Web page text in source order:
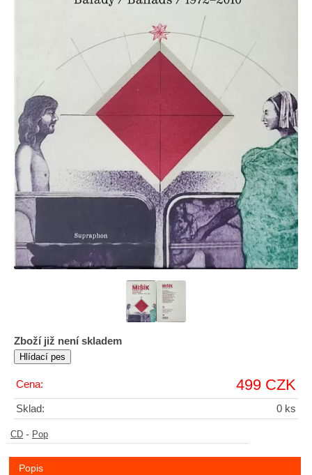
Zboží již není skladem
Cena: 499 CZK
Sklad: 0 ks
CD - Pop
Popis